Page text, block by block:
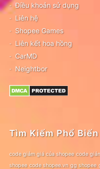
Điều khoản sử dụng
Liên hệ
Shopee Games
Liên kết hoa hồng
CarMD
Neightbor
Tìm Kiếm Phổ Biến
code giảm giá của shopee code
shopee code shopee.vn gg shopee